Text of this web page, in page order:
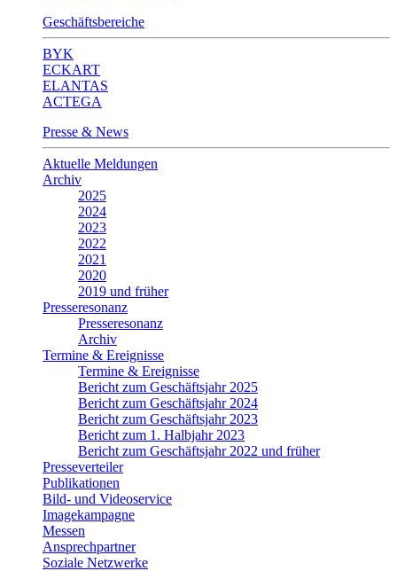
Geschäftsbereiche
BYK
ECKART
ELANTAS
ACTEGA
Presse & News
Aktuelle Meldungen
Archiv
2025
2024
2023
2022
2021
2020
2019 und früher
Presseresonanz
Presseresonanz
Archiv
Termine & Ereignisse
Termine & Ereignisse
Bericht zum Geschäftsjahr 2025
Bericht zum Geschäftsjahr 2024
Bericht zum Geschäftsjahr 2023
Bericht zum 1. Halbjahr 2023
Bericht zum Geschäftsjahr 2022 und früher
Presseverteiler
Publikationen
Bild- und Videoservice
Imagekampagne
Messen
Ansprechpartner
Soziale Netzwerke